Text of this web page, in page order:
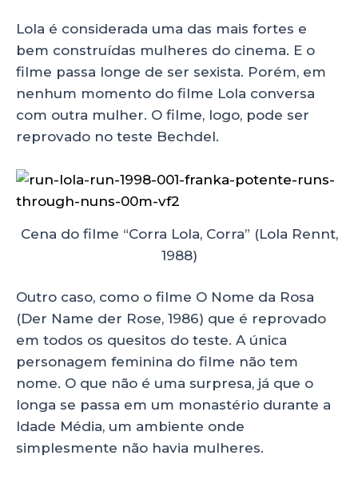
Lola é considerada uma das mais fortes e
bem construídas mulheres do cinema. E o
filme passa longe de ser sexista. Porém, em
nenhum momento do filme Lola conversa
com outra mulher. O filme, logo, pode ser
reprovado no teste Bechdel.
Cena do filme “Corra Lola, Corra” (Lola Rennt,
1988)
Outro caso, como o filme O Nome da Rosa
(Der Name der Rose, 1986) que é reprovado
em todos os quesitos do teste. A única
personagem feminina do filme não tem
nome. O que não é uma surpresa, já que o
longa se passa em um monastério durante a
Idade Média, um ambiente onde
simplesmente não havia mulheres.